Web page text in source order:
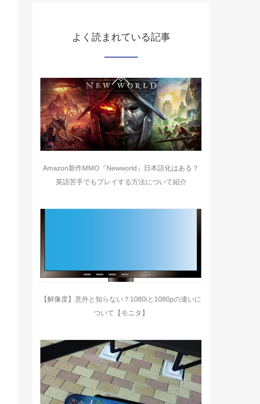
よく読まれている記事
Amazon新作MMO『Newworld』日本語化はある？
英語苦手でもプレイする方法について紹介
【解像度】意外と知らない？1080iと1080pの違いに
ついて【モニタ】